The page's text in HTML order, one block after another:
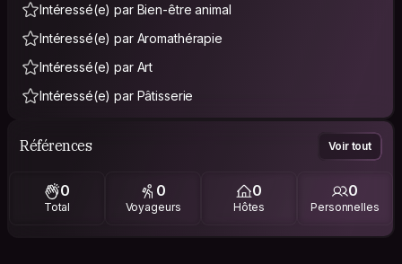
Intéressé(e) par Bien-être animal
Intéressé(e) par Aromathérapie
Intéressé(e) par Art
Intéressé(e) par Pâtisserie
Références Voir tout
0
Total
0
Voyageurs
0
Hôtes
0
Personnelles